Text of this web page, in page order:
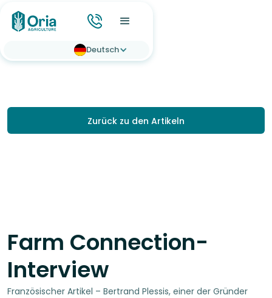
Deutsch
Zurück zu den Artikeln
Farm Connection-
Interview
Französischer Artikel – Bertrand Plessis, einer der Gründer